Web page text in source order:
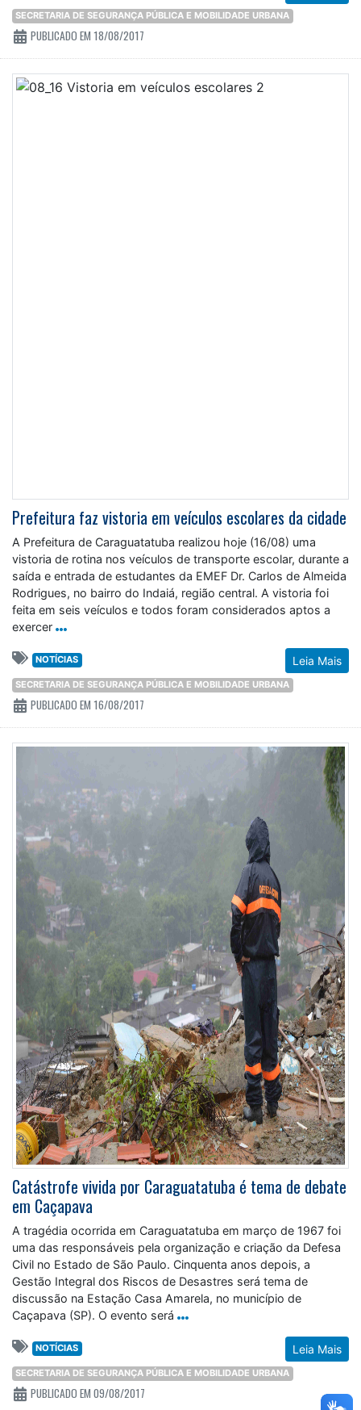
SECRETARIA DE SEGURANÇA PÚBLICA E MOBILIDADE URBANA
PUBLICADO EM 18/08/2017
Prefeitura faz vistoria em veículos escolares da cidade
A Prefeitura de Caraguatatuba realizou hoje (16/08) uma
vistoria de rotina nos veículos de transporte escolar, durante a
saída e entrada de estudantes da EMEF Dr. Carlos de Almeida
Rodrigues, no bairro do Indaiá, região central. A vistoria foi
feita em seis veículos e todos foram considerados aptos a
exercer
Leia Mais
NOTÍCIAS
SECRETARIA DE SEGURANÇA PÚBLICA E MOBILIDADE URBANA
PUBLICADO EM 16/08/2017
Catástrofe vivida por Caraguatatuba é tema de debate
em Caçapava
A tragédia ocorrida em Caraguatatuba em março de 1967 foi
uma das responsáveis pela organização e criação da Defesa
Civil no Estado de São Paulo. Cinquenta anos depois, a
Gestão Integral dos Riscos de Desastres será tema de
discussão na Estação Casa Amarela, no município de
Caçapava (SP). O evento será
Leia Mais
NOTÍCIAS
SECRETARIA DE SEGURANÇA PÚBLICA E MOBILIDADE URBANA
PUBLICADO EM 09/08/2017